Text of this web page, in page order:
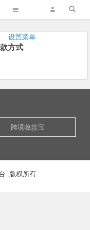
设置菜单
方式
跨境收款宝
版权所有.